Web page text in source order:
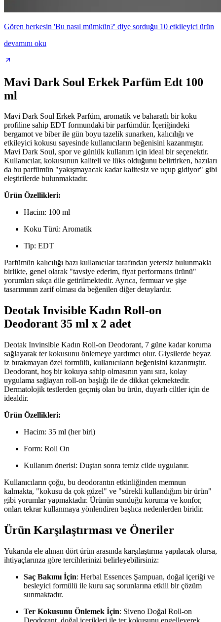
Gören herkesin 'Bu nasıl mümkün?' diye sorduğu 10 etkileyici ürün
devamını oku
Mavi Dark Soul Erkek Parfüm Edt 100
ml
Mavi Dark Soul Erkek Parfüm, aromatik ve baharatlı bir koku
profiline sahip EDT formundaki bir parfümdür. İçeriğindeki
bergamot ve biber ile gün boyu tazelik sunarken, kalıcılığı ve
etkileyici kokusu sayesinde kullanıcıların beğenisini kazanmıştır.
Mavi Dark Soul, spor ve günlük kullanım için ideal bir seçenektir.
Kullanıcılar, kokusunun kaliteli ve lüks olduğunu belirtirken, bazıları
da bu parfümün "yakışmayacak kadar kalitesiz ve uçup gidiyor" gibi
eleştirilerde bulunmaktadır.
Ürün Özellikleri:
Hacim: 100 ml
Koku Türü: Aromatik
Tip: EDT
Parfümün kalıcılığı bazı kullanıcılar tarafından yetersiz bulunmakla
birlikte, genel olarak "tavsiye ederim, fiyat performans ürünü"
yorumları sıkça dile getirilmektedir. Ayrıca, fermuar ve şişe
tasarımının zarif olması da beğenilen diğer detaylardır.
Deotak Invisible Kadın Roll-on
Deodorant 35 ml x 2 adet
Deotak Invinsible Kadın Roll-on Deodorant, 7 güne kadar koruma
sağlayarak ter kokusunu önlemeye yardımcı olur. Giysilerde beyaz
iz bırakmayan özel formülü, kullanıcıların beğenisini kazanmıştır.
Deodorant, hoş bir kokuya sahip olmasının yanı sıra, kolay
uygulama sağlayan roll-on başlığı ile de dikkat çekmektedir.
Dermatolojik testlerden geçmiş olan bu ürün, duyarlı ciltler için de
idealdir.
Ürün Özellikleri:
Hacim: 35 ml (her biri)
Form: Roll On
Kullanım önerisi: Duştan sonra temiz cilde uygulanır.
Kullanıcıların çoğu, bu deodorantın etkinliğinden memnun
kalmakta, "kokusu da çok güzel" ve "sürekli kullandığım bir ürün"
gibi yorumlar yapmaktadır. Ürünün sunduğu koruma ve konfor,
onları tekrar kullanmaya yönlendiren başlıca nedenlerden biridir.
Ürün Karşılaştırması ve Öneriler
Yukarıda ele alınan dört ürün arasında karşılaştırma yapılacak olursa,
ihtiyaçlarınza göre tercihlerinizi belirleyebilirsiniz:
Saç Bakımı İçin: Herbal Essences Şampuan, doğal içeriği ve
besleyici formülü ile kuru saç sorunlarına etkili bir çözüm
sunmaktadır.
Ter Kokusunu Önlemek İçin: Siveno Doğal Roll-on
Deodorant, doğal içerikleri ile ter kokusunu engelleyerek